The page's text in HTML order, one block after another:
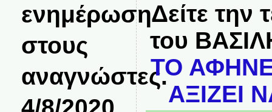
ενημέρωση
στους
αναγνώστες.
Δείτε την
του
ΤΟ
ΑΞΙΖΕΙ